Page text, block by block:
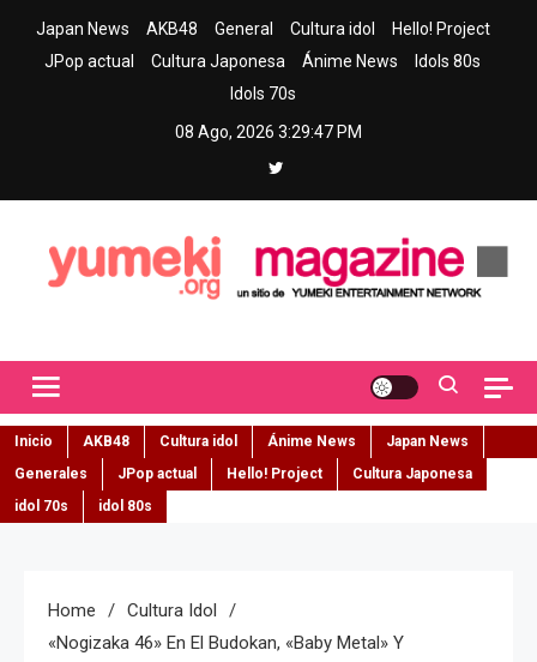
Japan News AKB48 General Cultura idol
Hello! Project
JPop actual
Cultura Japonesa Ánime News
Idols 80s
Idols 70s
08 Ago, 2026 3:29:48 PM
Inicio AKB48 Cultura idol Ánime News
Japan News
Generales
JPop actual Hello! Project
Cultura Japonesa
idol 70s
idol 80s
Home
Cultura Idol
«Nogizaka 46» En El Budokan, «Baby Metal» Y